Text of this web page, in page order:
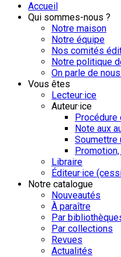
Accueil
Qui sommes-nous ?
Notre maison
Notre équipe
Nos comités
Notre politique
On parle de
Vous êtes
Lecteur·ice
Auteur·ice
Procédure
Note aux
Soumettre
Libraire
Éditeur·ice
Notre catalogue
Nouveautés
À paraître
Par
Par collections
Revues
Actualités